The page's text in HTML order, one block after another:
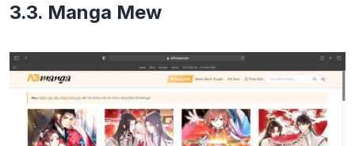
3.3. Manga Mew